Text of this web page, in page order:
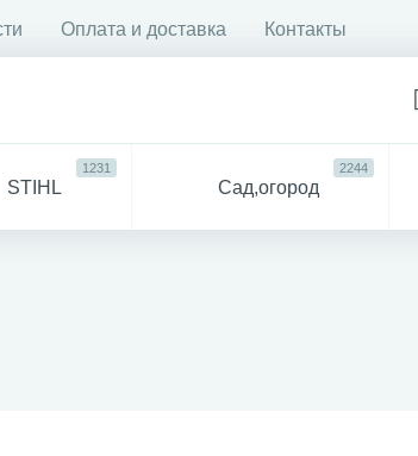
Оплата и доставка Контакты
STIHL
1231
Сад,огород
2244